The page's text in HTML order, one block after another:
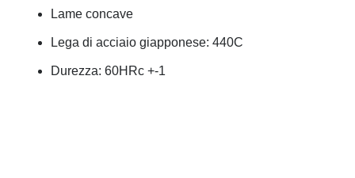
Lame concave
Lega di acciaio giapponese: 440C
Durezza: 60HRc +-1